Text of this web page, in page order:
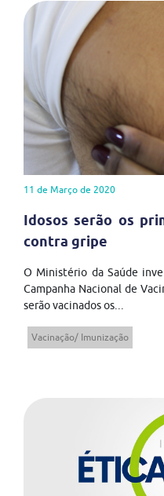
11 de Março de 2020
Idosos serão os
contra gripe
O Ministério da Saúde
Campanha Nacional de
serão vacinados os...
Vacinação/ Imunização